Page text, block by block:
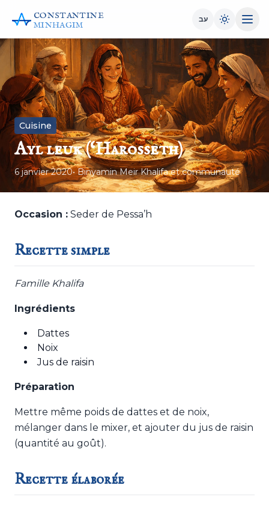
CONSTANTINE
MINHAGIM
עב
Cuisine
Ayl leuk (‘Harosseth)
6 janvier 2020• Binyamin Meir Khalifa et communauté
Occasion : Seder de Pessa’h
Recette simple
Famille Khalifa
Ingrédients
Dattes
Noix
Jus de raisin
Préparation
Mettre même poids de dattes et de noix,
mélanger dans le mixer, et ajouter du jus de raisin
(quantité au goût).
Recette élaborée